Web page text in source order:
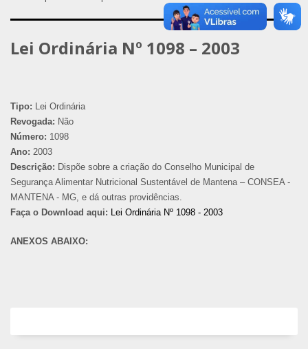
Lei Ordinária Nº 1098 – 2003
Tipo: Lei Ordinária
Revogada: Não
Número: 1098
Ano: 2003
Descrição: Dispõe sobre a criação do Conselho Municipal de
Segurança Alimentar Nutricional Sustentável de Mantena – CONSEA -
MANTENA - MG, e dá outras providências.
Faça o Download aqui: Lei Ordinária Nº 1098 - 2003
ANEXOS ABAIXO: